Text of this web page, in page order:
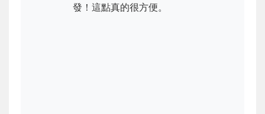
發！這點真的很方便。